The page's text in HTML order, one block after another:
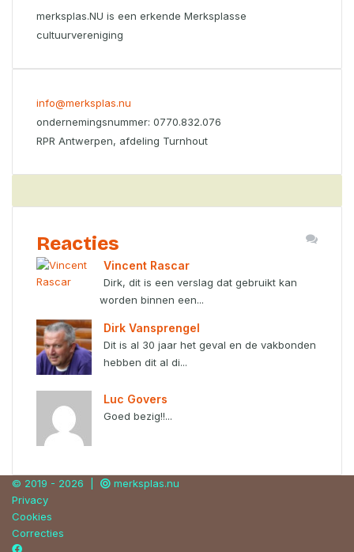
merksplas.NU is een erkende Merksplasse
cultuurvereniging
info@merksplas.nu
ondernemingsnummer: 0770.832.076
RPR Antwerpen, afdeling Turnhout
Reacties
Vincent Rascar
Dirk, dit is een verslag dat gebruikt kan
worden binnen een...
Dirk Vansprengel
Dit is al 30 jaar het geval en de vakbonden
hebben dit al di...
Luc Govers
Goed bezig!!...
© 2019 - 2026 |
merksplas.nu
Privacy
Cookies
Correcties
Facebook